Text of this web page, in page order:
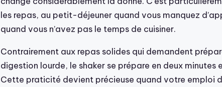
les repas, au petit-déjeuner quand vous manquez
quand vous n’avez pas le temps de cuisiner.
Contrairement aux repas solides qui demandent
digestion lourde, le shaker se prépare en deux minutes
Cette praticité devient précieuse quand votre emploi